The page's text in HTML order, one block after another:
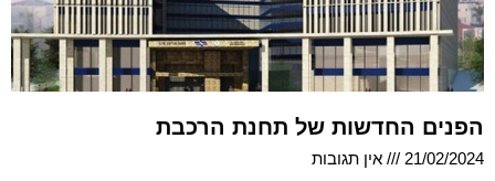
הפנים החדשות של תחנת הרכבת
21/02/2024
אין תגובות